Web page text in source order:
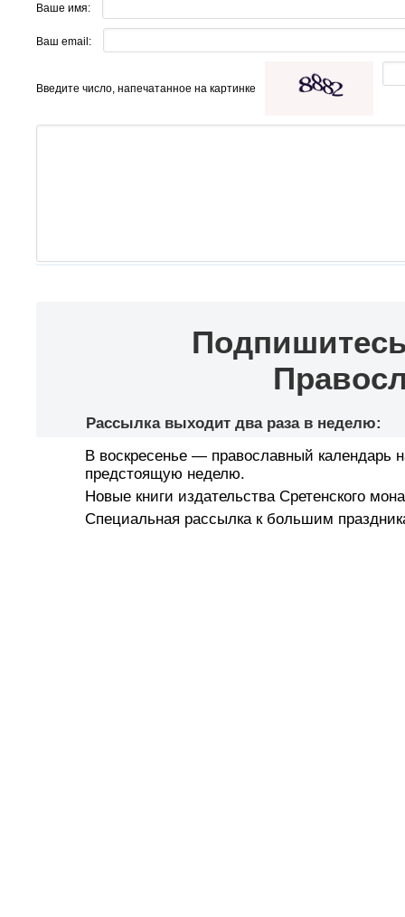
Ваше имя:
Ваш email:
Введите число, напечатанное на картинке
Рассылка выходит два раза в неделю:
В воскресенье — православный календарь
предстоящую неделю.
Новые книги издательства Сретенского
Специальная рассылка к большим